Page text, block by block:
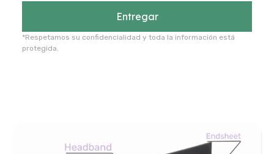
Entregar
*Respetamos su confidencialidad y toda la información está
protegida.